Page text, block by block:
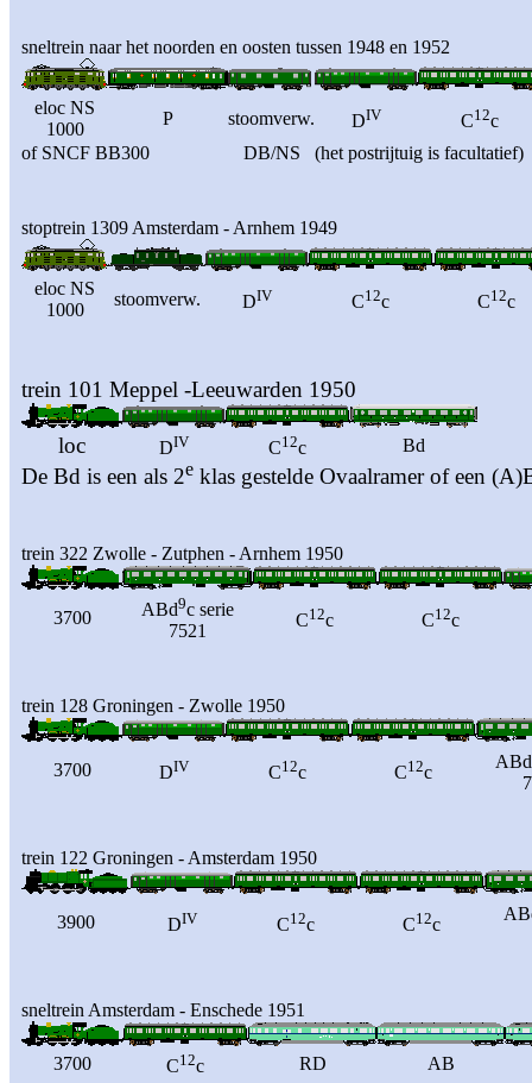
sneltrein naar het noorden en oosten tussen 1948 en 1952
eloc NS
1000
P stoomverw. DIV C12c
of SNCF BB300
DB/NS (het postrijtuig is facultatief)
stoptrein 1309 Amsterdam - Arnhem 1949
eloc NS
1000
stoomverw. DIV C12c C12c
trein 101 Meppel -Leeuwarden 1950
loc DIV C12c Bd
De Bd is een als 2e klas gestelde Ovaalramer of een
trein 322 Zwolle - Zutphen - Arnhem 1950
3700 ABd9c serie
7521
C12c C12c
trein 128 Groningen - Zwolle 1950
3700 DIV C12c C12c
ABd
trein 122 Groningen - Amsterdam 1950
3900 DIV C12c C12c
sneltrein Amsterdam - Enschede 1951
3700 C12c RD AB